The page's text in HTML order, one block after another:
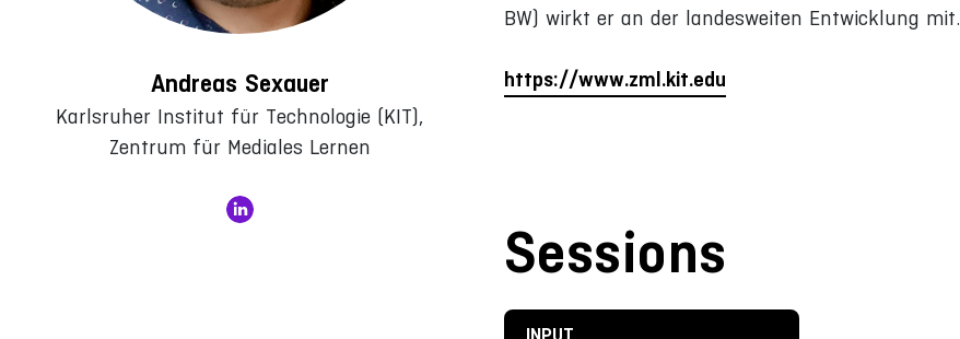
Andreas Sexauer
Karlsruher Institut für Technologie (KIT),
Zentrum für Mediales Lernen
BW) wirkt er an der landesweiten Entwicklung mit.
https://www.zml.kit.edu
Sessions
INPUT